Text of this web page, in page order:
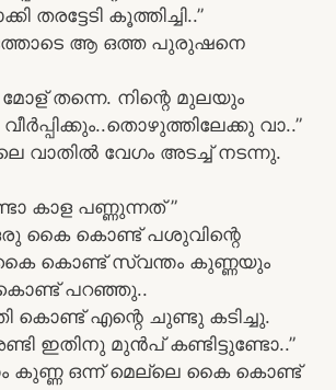
തരട്ടേടി കൂത്തിച്ചി..”
ആ ഒത്ത പുരുഷനെ
മോള്‌ തന്നെ. നിന്റെ മുലയും
വാ..”
വാതില്‍ വേഗം അടച്ച്‌ നടന്നു.
കാള പണ്ണുന്നത് ”
കൈ കൊണ്ട്‌ പശുവിന്റെ
കൈ കൊണ്ട്‌ സ്വന്തം കുണ്ണയും
പറഞ്ഞു..
കൊണ്ട്‌ എന്റെ ചുണ്ടു കടിച്ചു.
ഇതിനു മുന്‍പ്‌ കണ്ടിട്ടുണ്ടോ..”
കുണ്ണ ഒന്ന്‌ മെല്ലെ കൈ കൊണ്ട്‌